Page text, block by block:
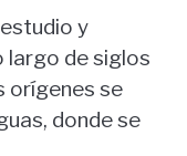
y
largo de siglos
orígenes se
donde se